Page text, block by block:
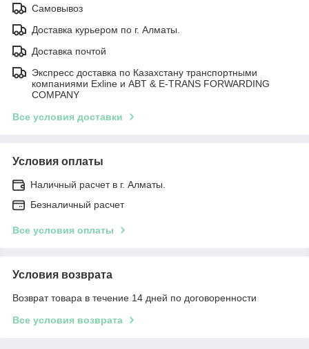
Самовывоз
Доставка курьером по г. Алматы.
Доставка почтой
Экспресс доставка по Казахстану транспортными
компаниями Exline и ABT & E-TRANS FORWARDING
COMPANY
Все условия доставки
Условия оплаты
Наличный расчет в г. Алматы.
Безналичный расчет
Все условия оплаты
Условия возврата
Возврат товара в течение 14 дней по договоренности
Все условия возврата